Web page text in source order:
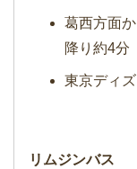
葛西方面
降り約4分
東京ディ
リムジンバス